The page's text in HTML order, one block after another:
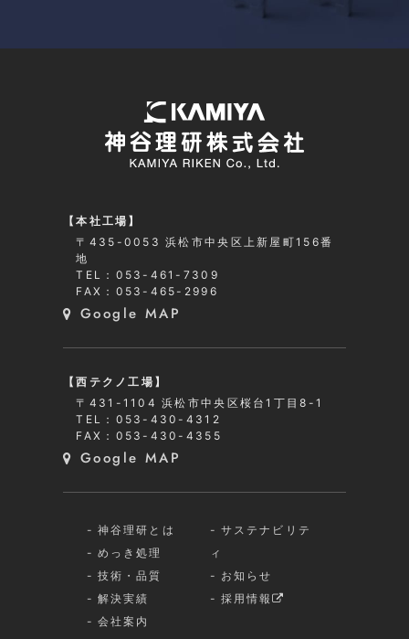
【本社工場】
〒435-0053 浜松市中央区上新屋町156番
地
TEL：053-461-7309
FAX：053-465-2996
Google MAP
【西テクノ工場】
〒431-1104 浜松市中央区桜台1丁目8-1
TEL：053-430-4312
FAX：053-430-4355
Google MAP
神谷理研とは
めっき処理
技術・品質
解決実績
会社案内
サステナビリテ
ィ
お知らせ
採用情報